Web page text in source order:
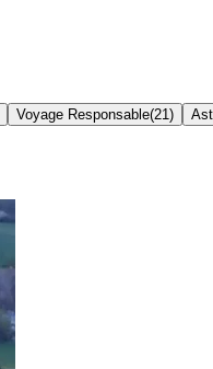
Voyage Responsable(21 )